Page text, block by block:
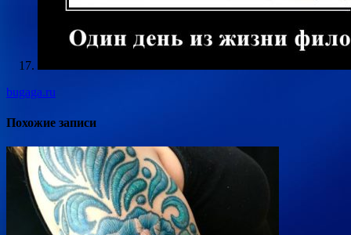
bugaga.ru
Похожие записи